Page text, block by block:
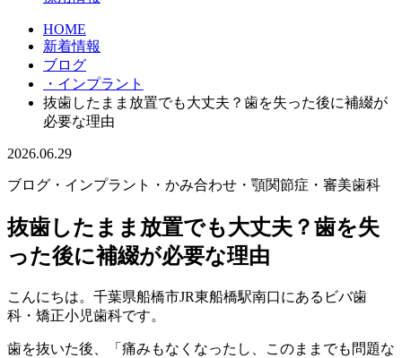
HOME
新着情報
ブログ
・インプラント
抜歯したまま放置でも大丈夫？歯を失った後に補綴が
必要な理由
2026.06.29
ブログ ・インプラント ・かみ合わせ・顎関節症 ・審美歯科
抜歯したまま放置でも大丈夫？歯を失
った後に補綴が必要な理由
こんにちは。千葉県船橋市JR東船橋駅南口にあるビバ歯
科・矯正小児歯科です。
歯を抜いた後、「痛みもなくなったし、このままでも問題な